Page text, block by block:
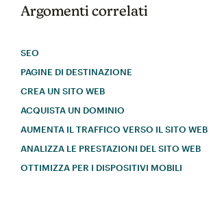
Argomenti correlati
SEO
PAGINE DI DESTINAZIONE
CREA UN SITO WEB
ACQUISTA UN DOMINIO
AUMENTA IL TRAFFICO VERSO IL SITO WEB
ANALIZZA LE PRESTAZIONI DEL SITO WEB
OTTIMIZZA PER I DISPOSITIVI MOBILI